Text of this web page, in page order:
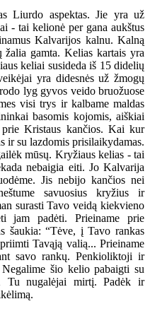
Liurdo aspektas. Jie yra už
- tai kelionė per gana aukštus
Kalvarijos kalnu. Kalną
žalia gamta. Kelias kartais yra
keliai susideda iš 15 didelių
yra didesnės už žmogų
lyg gyvos veido bruožuose
visi trys ir kalbame maldas
basomis kojomis, aiškiai
Kristaus kančios. Kai kur
ir su lazdomis prisilaikydamas.
mūsų. Kryžiaus kelias - tai
nebaigia eiti. Jo Kalvarija
Jis nebijo kančios nei
savuosius kryžius ir
surasti Tavo veidą kiekvieno
jam padėti. Prieiname prie
šaukia: “Tėve, į Tavo rankas
Tavąją valią... Prieiname
savo rankų. Penkioliktoji ir
šio kelio pabaigti su
Tu nugalėjai mirtį. Padėk ir